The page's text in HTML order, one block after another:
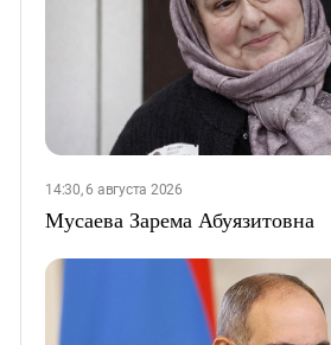
14:30, 6 августа 2026
Мусаева Зарема Абуязитовна